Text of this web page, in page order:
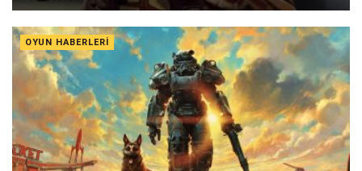
OYUN HABERLERI